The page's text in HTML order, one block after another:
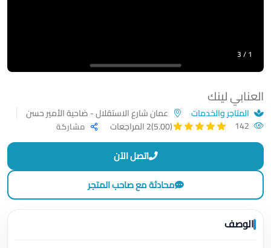
العنابي لينك
المتاجر والخدمات
عمان شارع الاستقلال - ضاحية الأمير حسن
(5.00) 2 المراجعات مشاركة
1 / 3
اتصل الآن
محادثة مع صاحب المتجر
الوصف